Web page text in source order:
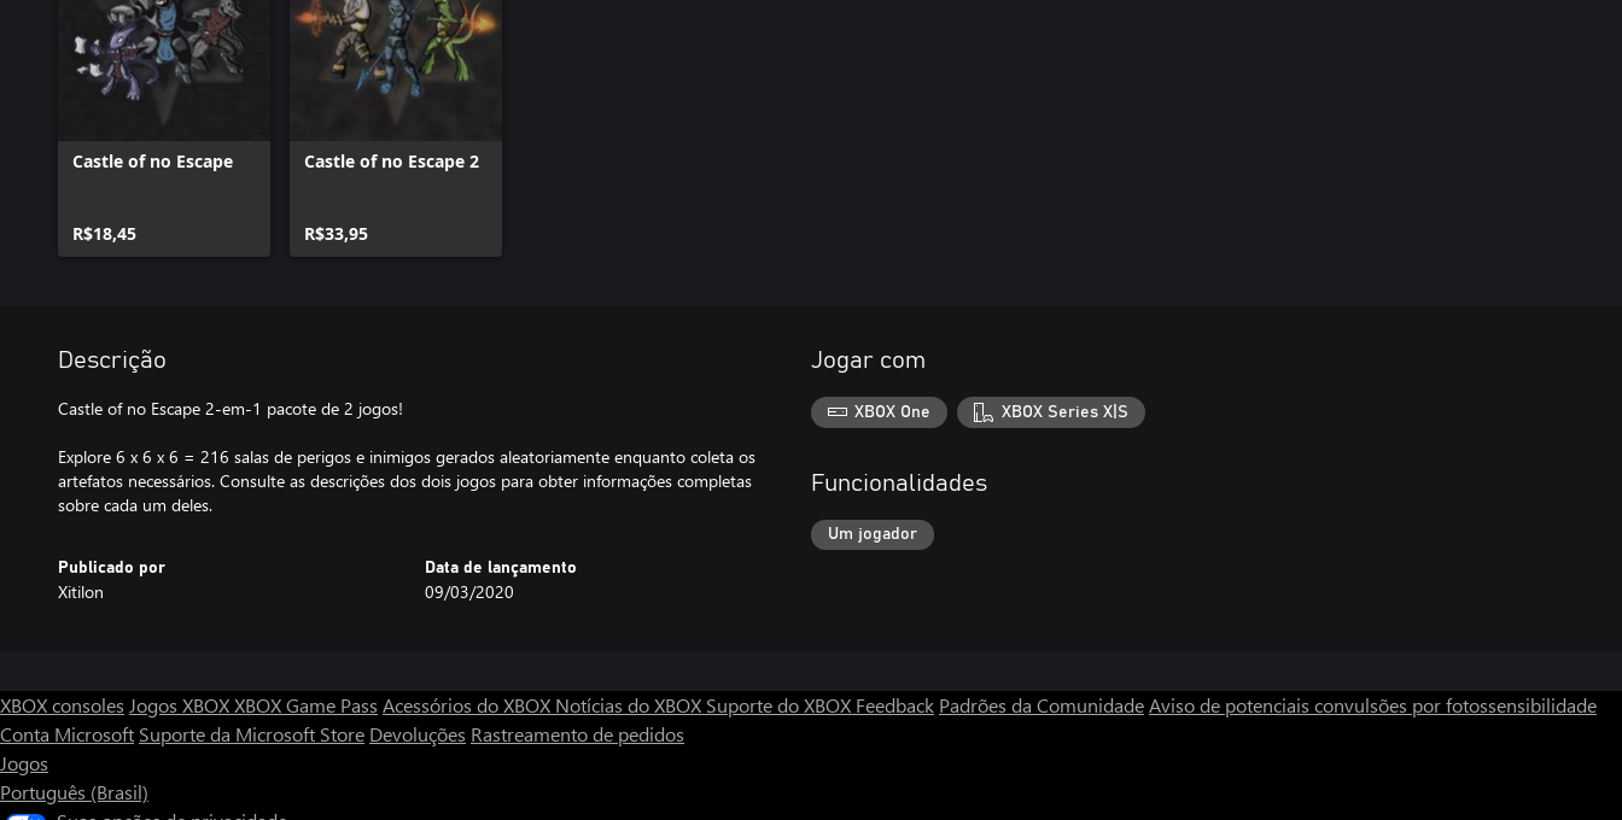
Castle of no Escape
R$18,45
Castle of no Escape 2
R$33,95
Descrição
Castle of no Escape 2-em-1 pacote de 2 jogos!
Explore 6 x 6 x 6 = 216 salas de perigos e inimigos gerados aleatoriamente enquanto coleta os
artefatos necessários. Consulte as descrições dos dois jogos para obter informações completas
sobre cada um deles.
Publicado por
Xitilon
Data de lançamento
09/03/2020
Jogar com
XBOX One XBOX Series X|S
Funcionalidades
Um jogador
XBOX consoles Jogos XBOXXBOX Game Pass Acessórios do XBOX Notícias do XBOX Suporte do XBOX Feedback Padrões da ComunidadeAviso de potenciais convulsões por fotossensibilidade
Conta Microsoft Suporte da Microsoft Store Devoluções Rastreamento de pedidos
Jogos
Português (Brasil)